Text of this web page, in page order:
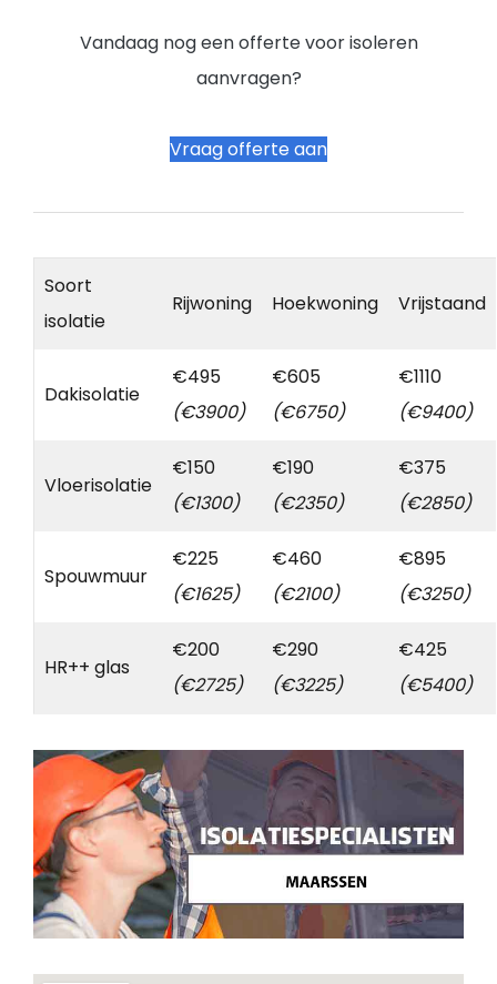
Vandaag nog een offerte voor isoleren
aanvragen?
Vraag offerte aan
Soort
isolatie
Rijwoning Hoekwoning Vrijstaand
Dakisolatie
€495
(€3900)
€605
(€6750)
€1110
(€9400)
Vloerisolatie
€150
(€1300)
€190
(€2350)
€375
(€2850)
Spouwmuur
€225
(€1625)
€460
(€2100)
€895
(€3250)
HR++ glas
€200
(€2725)
€290
(€3225)
€425
(€5400)